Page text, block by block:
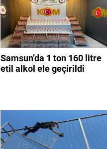
Samsun’da 1 ton 160 litre
etil alkol ele geçirildi